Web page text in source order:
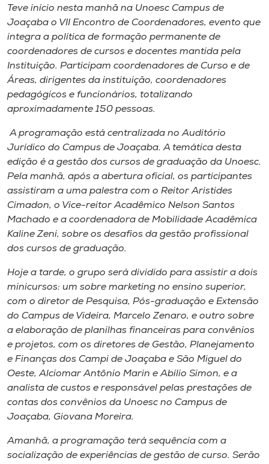
Selecione
o idioma
A+
Teve início nesta manhã na Unoesc Campus de
Joaçaba o VII Encontro de Coordenadores, evento que
integra a política de formação permanente de
coordenadores de cursos e docentes mantida pela
Instituição. Participam coordenadores de Curso e de
Áreas, dirigentes da instituição, coordenadores
pedagógicos e funcionários, totalizando
aproximadamente 150 pessoas.
A programação está centralizada no Auditório
Jurídico do Campus de Joaçaba. A temática desta
edição é a gestão dos cursos de graduação da Unoesc.
Pela manhã, após a abertura oficial, os participantes
assistiram a uma palestra com o Reitor Aristides
Cimadon, o Vice-reitor Acadêmico Nelson Santos
Machado e a coordenadora de Mobilidade Acadêmica
Kaline Zeni, sobre os desafios da gestão profissional
dos cursos de graduação.
Hoje a tarde, o grupo será dividido para assistir a dois
minicursos: um sobre marketing no ensino superior,
com o diretor de Pesquisa, Pós-graduação e Extensão
do Campus de Videira, Marcelo Zenaro, e outro sobre
a elaboração de planilhas financeiras para convênios
e projetos, com os diretores de Gestão, Planejamento
e Finanças dos Campi de Joaçaba e São Miguel do
Oeste, Alciomar Antônio Marin e Abílio Simon, e a
analista de custos e responsável pelas prestações de
contas dos convênios da Unoesc no Campus de
Joaçaba, Giovana Moreira.
Amanhã, a programação terá sequência com a
socialização de experiências de gestão de curso. Serão